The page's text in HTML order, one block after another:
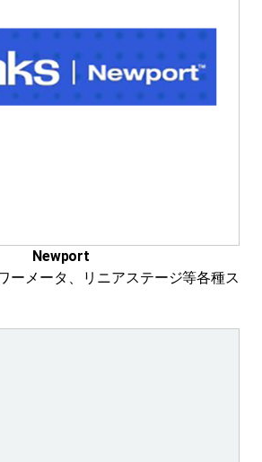
Newport
ーメータ、リニアステージ等各種ス